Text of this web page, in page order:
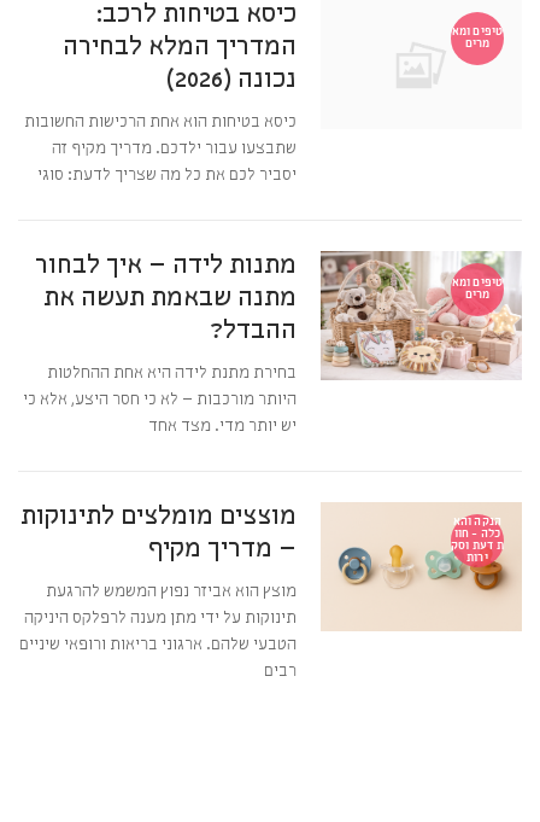
טיפים ומא
מרים
כיסא בטיחות לרכב:
המדריך המלא לבחירה
נכונה (2026)
כיסא בטיחות הוא אחת הרכישות החשובות
שתבצעו עבור ילדכם. מדריך מקיף זה
יסביר לכם את כל מה שצריך לדעת: סוגי
טיפים ומא
מרים
מתנות לידה – איך לבחור
מתנה שבאמת תעשה את
ההבדל?
בחירת מתנת לידה היא אחת ההחלטות
היותר מורכבות – לא כי חסר היצע, אלא כי
יש יותר מדי. מצד אחד
הנקה והא
כלה - חוו
ת דעת וסק
ירות
מוצצים מומלצים לתינוקות
– מדריך מקיף
מוצץ הוא אביזר נפוץ המשמש להרגעת
תינוקות על ידי מתן מענה לרפלקס היניקה
הטבעי שלהם. ארגוני בריאות ורופאי שיניים
רבים